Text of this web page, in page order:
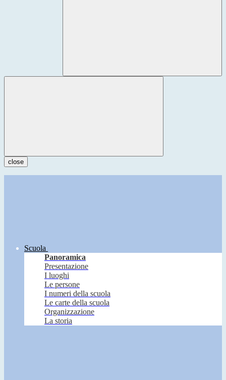
close
Scuola
Panoramica
Presentazione
I luoghi
Le persone
I numeri della scuola
Le carte della scuola
Organizzazione
La storia